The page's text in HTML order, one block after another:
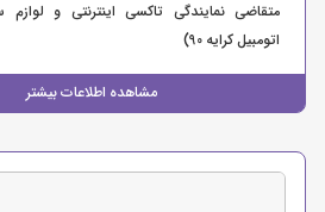
مشاهده اطلاعات بیشتر
متقاضی نمایندگی تاکسی اینترنتی و
اتومبیل کرایه 90)